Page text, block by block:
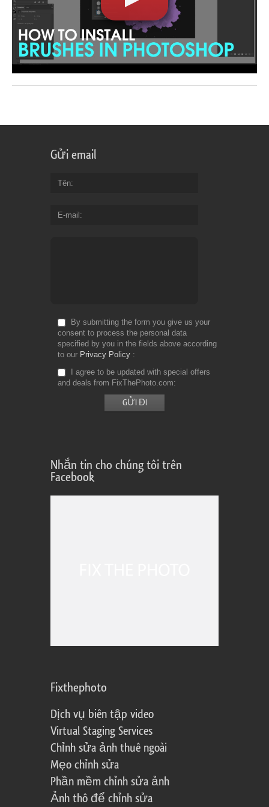
Gửi email
Tên
E-mail
By submitting the form you give us your
consent to process the personal data
specified by you in the fields above according
to our Privacy Policy
I agree to be updated with special offers
and deals from FixThePhoto.com
Nhắn tin cho chúng tôi trên
Facebook
Fixthephoto
Dịch vụ biên tập video
Virtual Staging Services
Chỉnh sửa ảnh thuê ngoài
Mẹo chỉnh sửa
Phần mềm chỉnh sửa ảnh
Ảnh thô để chỉnh sửa